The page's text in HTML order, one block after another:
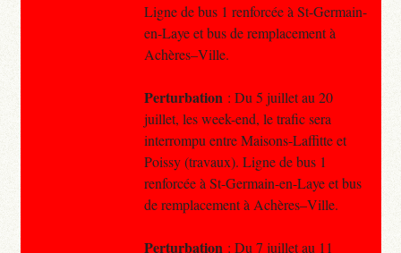
Ligne de bus 1 renforcée à St-Germain-
en-Laye et bus de remplacement à
Achères–Ville.
Perturbation : Du 5 juillet au 20
juillet, les week-end, le trafic sera
interrompu entre Maisons-Laffitte et
Poissy (travaux). Ligne de bus 1
renforcée à St-Germain-en-Laye et bus
de remplacement à Achères–Ville.
Perturbation : Du 7 juillet au 11